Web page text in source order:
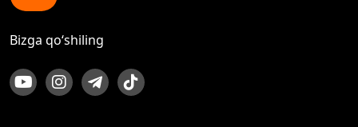
Bizga qo‘shiling